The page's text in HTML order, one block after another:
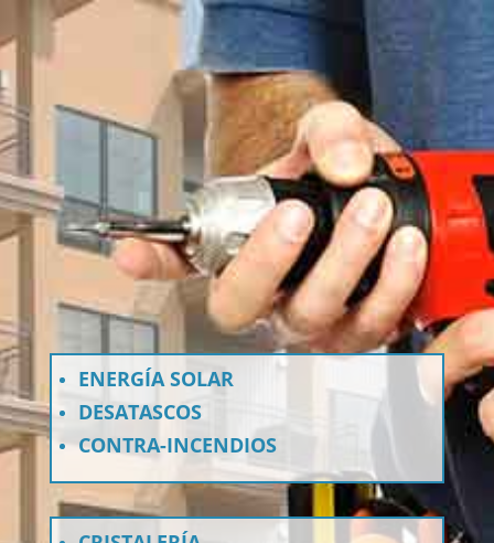
ENERGÍA SOLAR
DESATASCOS
CONTRA-INCENDIOS